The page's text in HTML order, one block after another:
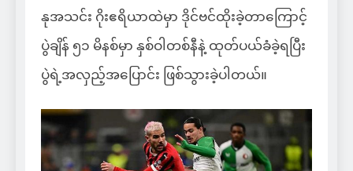
နုအသင်း ဂိုးဧရိယာထဲမှာ ဒိုင်ဗင်ထိုးခဲ့တာကြောင့်
ပွဲချိန် ၅၁ မိနစ်မှာ နှစ်ဝါတစ်နီနဲ့ ထုတ်ပယ်ခံခဲ့ရပြီး
ပွဲရဲ့အလှည့်အပြောင်း ဖြစ်သွားခဲ့ပါတယ်။